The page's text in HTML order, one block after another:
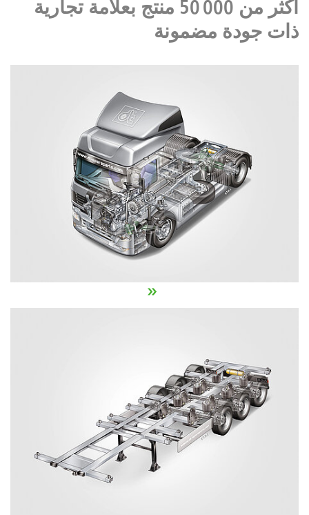
أكثر من 50 000 منتج بعلامة تجارية
ذات جودة مضمونة